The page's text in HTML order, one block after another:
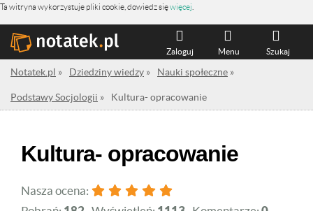
Ta witryna wykorzystuje pliki cookie, dowiedz sięwięcej
Szukaj
Menu
Zaloguj
Notatek.pl » Dziedziny wiedzy » Nauki społeczne »
Podstawy Socjologii » Kultura- opracowanie
Kultura- opracowanie
Nasza ocena: